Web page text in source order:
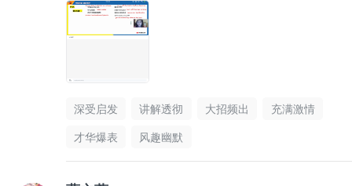
深受启发 讲解透彻 大招频出
充满激情
才华爆表
风趣幽默